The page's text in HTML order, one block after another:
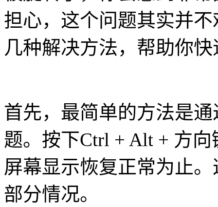
担心，这个问题其实并
几种解决方法，帮助你
首先，最简单的方法是
题。按下Ctrl + Alt + 方
屏幕显示恢复正常为止
部分情况。